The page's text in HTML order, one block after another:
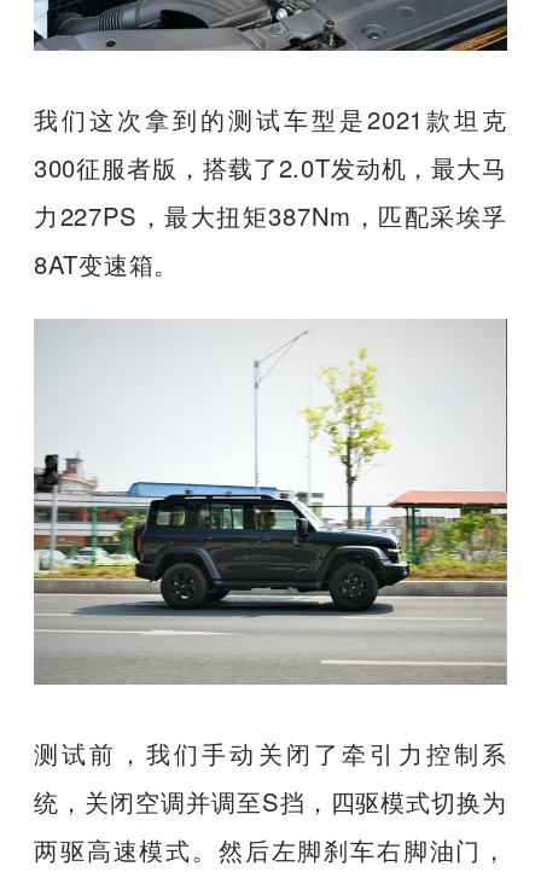
我们这次拿到的测试车型是2021款坦克
300征服者版， 搭载了2.0T发动机，最大马
力227PS，最大扭矩387Nm，匹配采埃孚
8AT变速箱。
测试前，我们手动关闭了牵引力控制系
统，关闭空调并调至S挡，四驱模式切换为
两驱高速模式。然后左脚刹车右脚油门，